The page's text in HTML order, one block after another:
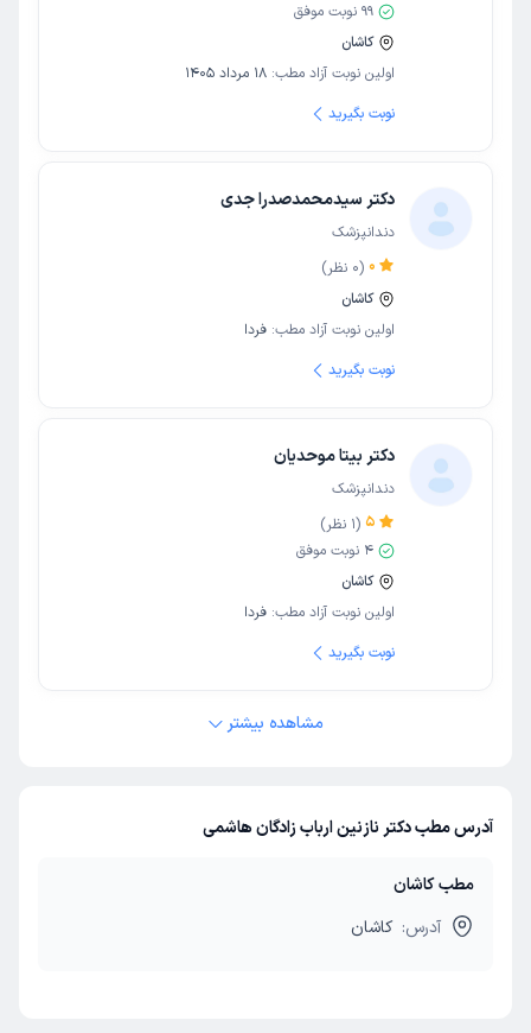
99 نوبت موفق
کاشان
اولین نوبت آزاد مطب: 18 مرداد 1405
نوبت بگیرید
دکتر سیدمحمدصدرا جدی
دندانپزشک
0
(
0 نظر)
کاشان
اولین نوبت آزاد مطب: فردا
نوبت بگیرید
دکتر بیتا موحدیان
دندانپزشک
5
(
1 نظر)
4 نوبت موفق
کاشان
اولین نوبت آزاد مطب: فردا
نوبت بگیرید
مشاهده بیشتر
آدرس مطب دکتر نازنین ارباب زادگان هاشمی
مطب کاشان
آدرس: کاشان